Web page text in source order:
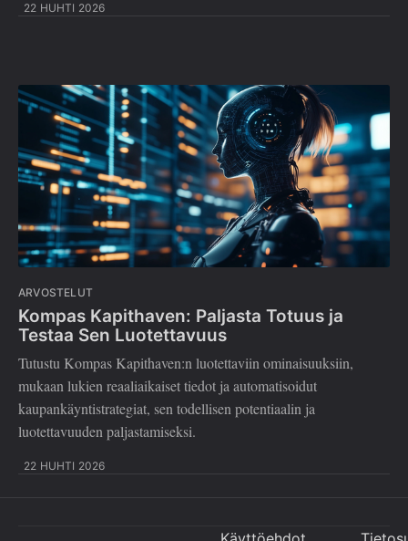
22 HUHTI 2026
ARVOSTELUT
Kompas Kapithaven: Paljasta Totuus ja
Testaa Sen Luotettavuus
Tutustu Kompas Kapithaven:n luotettaviin ominaisuuksiin,
mukaan lukien reaaliaikaiset tiedot ja automatisoidut
kaupankäyntistrategiat, sen todellisen potentiaalin ja
luotettavuuden paljastamiseksi.
22 HUHTI 2026